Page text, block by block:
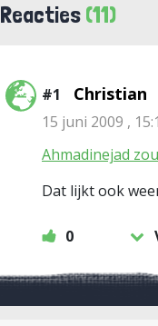
Reacties (11)
#1 Christian
15 juni 2009 ,
Ahmadinejad
Dat lijkt ook
0